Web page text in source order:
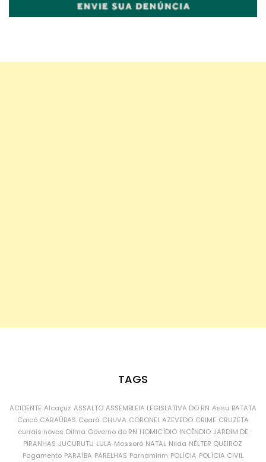
TAGS
ACIDENTE Alcaçuz ASSALTO ASSEMBLEIA LEGISLATIVA DO RN Assu BATATA
Caicó CARAÚBAS Ceará CHUVA CORONEL AZEVEDO CRIME CRUZETA
currais novos Dilma Governo do RN HOMICÍDIO INCÊNDIO JARDIM DE
PIRANHAS JUCURUTU LULA Mossoró NATAL Nilda NÉLTER QUEIROZ
Pagamento PARAÍBA PARELHAS Parnamirim POLÍCIA POLÍCIA CIVIL